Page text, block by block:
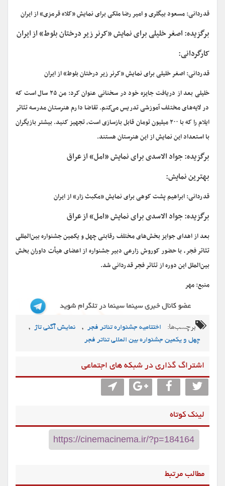
قدردانی: مسعود بیگلری و امیر رضا ملکی برای نمایش «کلاه قرمزی» از ایران
برگزیده: اصغر خلیلی برای نمایش «کرنر زیر درختان بلوط» از ایران
کارگردانی:
قدردانی: اصغر خلیلی برای نمایش «کرنر زیر درختان بلوط» از ایران
خلیلی بعد از دریافت جایزه خود در سخنانی عنوان کرد: من ۲۵ سال است که
در لایه‌های مختلف آموزشی تدریس می‌کنم. تقاضا دارم هنرستان مدرسه تئاتر
ایلام را که با ۲۰۰ میلیون تومان قابل بازسازی است، تجهیز کنید. بیشتر بازیگران
با استعداد این نمایش از این هنرستان هستند.
برگزیده: جواد الاسدی برای نمایش «امل» از عراق
بهترین نمایش:
قدردانی: ابراهیم پشت کوهی برای نمایش «مکبث زار» از ایران
برگزیده: جواد الاسدی برای نمایش «امل» از عراق
بعد از اهدای جوایز بخش‌های مختلف رقابتی چهل و یکمین جشنواره بین‌المللی
تئاتر فجر، با حضور کوروش زارعی دبیر جشنواره از اعضای هیأت داوران بخش
بین‌الملل این دوره از تئاتر فجر قدردانی شد.
منبع: مهر
برچسب‌ها: اختتامیه جشنواره تئاتر فجر , نمایش آگنی تاژ ,
چهل و یکمین جشنواره بین المللی تئاتر فجر
اشتراگ گذاری در شبکه های اجتماعی
لینک کوتاه
مطالب مرتبط